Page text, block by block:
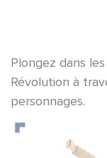
Plongez dans
Révolution à
personnages.